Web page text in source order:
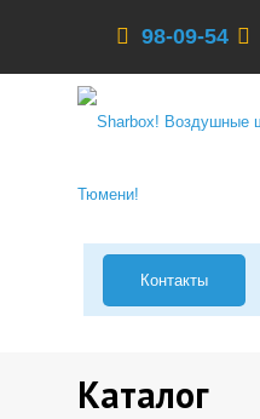
98-09-54
Контакты
Каталог